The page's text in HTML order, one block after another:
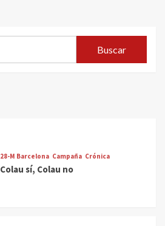
Buscar
28-M Barcelona Campaña Crónica
Colau sí, Colau no